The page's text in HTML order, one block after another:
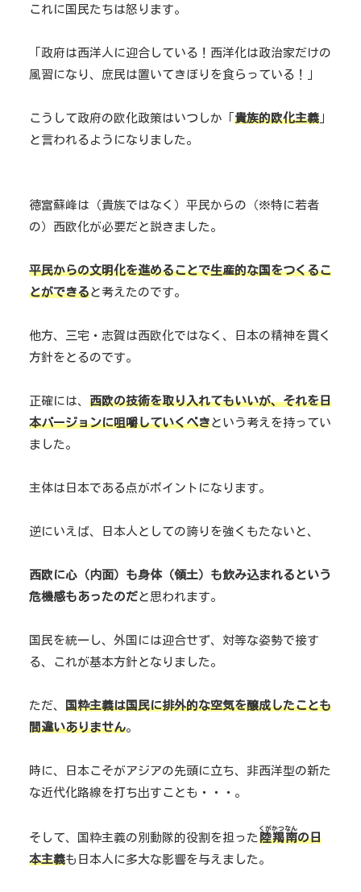
これに国民たちは怒ります。
「政府は西洋人に迎合している！西洋化は政治家だけの
風習になり、庶民は置いてきぼりを食らっている！」
こうして政府の欧化政策はいつしか「 貴族的欧化主義
と言われるようになりました。
徳富蘇峰は（貴族ではなく）平民からの（※特に若者
の）西欧化が必要だと説きました。
平民からの文明化を進めることで生産的な国をつくるこ
とができると考えたのです。
他方、三宅・志賀は西欧化ではなく、日本の精神を貫く
方針をとるのです。
正確には、 西欧の技術を取り入れてもいいが、それを日
本バージョンに咀嚼していくべきという考えを持ってい
ました。
主体は日本である点がポイントになります。
逆にいえば、日本人としての誇りを強くもたないと、
西欧に心（内面）も身体（領土）も飲み込まれるという
危機感もあったのだと思われます。
国民を統一し、外国には迎合せず、対等な姿勢で接す
る、これが基本方針となりました。
ただ、 国粋主義は国民に排外的な空気を醸成したことも
間違いありません。
時に、日本こそがアジアの先頭に立ち、非西洋型の新た
な近代化路線を打ち出すことも・・・。
そして、国粋主義の別動隊的役割を担った陸羯南
くがかつなん
の日
本主義も日本人に多大な影響を与えました。